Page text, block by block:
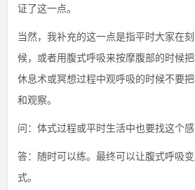
证了这一点。
当然，我补充的这一点是指平时大家在
候，或者用腹式呼吸来按摩腹部的时候
休息术或冥想过程中观呼吸的时候不要
和观察。
问：体式过程或平时生活中也要找这个感
答：随时可以练。最终可以让腹式呼吸
式。